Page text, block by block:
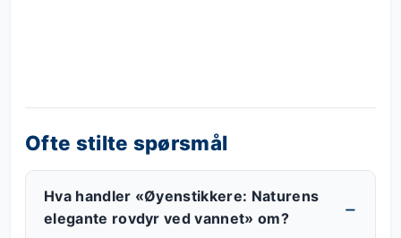
Ofte stilte spørsmål
Hva handler «Øyenstikkere: Naturens
elegante rovdyr ved vannet» om?